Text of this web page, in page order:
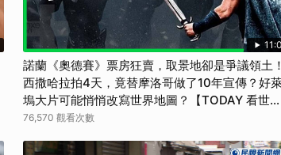
諾蘭《奧德賽》票房狂賣，取景地卻是爭議領土！
西撒哈拉拍4天，竟替摩洛哥做了10年宣傳？好
塢大片可能悄悄改寫世界地圖？【TODAY 看世
界】
76,570 觀看次數